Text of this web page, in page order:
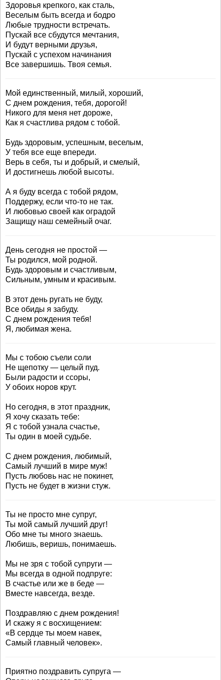
Здоровья крепкого, как сталь,
Веселым быть всегда и бодро
Любые трудности встречать.
Пускай все сбудутся мечтания,
И будут верными друзья,
Пускай с успехом начинания
Все завершишь. Твоя семья.
Мой единственный, милый, хороший,
С днем рождения, тебя, дорогой!
Никого для меня нет дороже,
Как я счастлива рядом с тобой.
Будь здоровым, успешным, веселым,
У тебя все еще впереди.
Верь в себя, ты и добрый, и смелый,
И достигнешь любой высоты.
А я буду всегда с тобой рядом,
Поддержу, если что-то не так.
И любовью своей как оградой
Защищу наш семейный очаг.
День сегодня не простой —
Ты родился, мой родной.
Будь здоровым и счастливым,
Сильным, умным и красивым.
В этот день ругать не буду,
Все обиды я забуду.
С днем рождения тебя!
Я, любимая жена.
Мы с тобою съели соли
Не щепотку — целый пуд.
Были радости и ссоры,
У обоих норов крут.
Но сегодня, в этот праздник,
Я хочу сказать тебе:
Я с тобой узнала счастье,
Ты один в моей судьбе.
С днем рождения, любимый,
Самый лучший в мире муж!
Пусть любовь нас не покинет,
Пусть не будет в жизни стуж.
Ты не просто мне супруг,
Ты мой самый лучший друг!
Обо мне ты много знаешь.
Любишь, веришь, понимаешь.
Мы не зря с тобой супруги —
Мы всегда в одной подпруге:
В счастье или же в беде —
Вместе навсегда, везде.
Поздравляю с днем рождения!
И скажу я с восхищением:
«В сердце ты моем навек,
Самый главный человек».
Приятно поздравить супруга —